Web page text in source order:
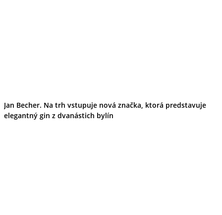
Jan Becher. Na trh vstupuje nová značka, ktorá predstavuje
elegantný gin z dvanástich bylín